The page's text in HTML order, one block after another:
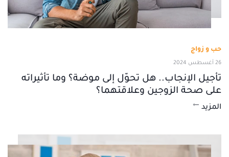
حب و زواج
26 أغسطس 2024
تأجيل الإنجاب.. هل تحوّل إلى موضة؟ وما تأثيراته
على صحة الزوجين وعلاقتهما؟
المزيد